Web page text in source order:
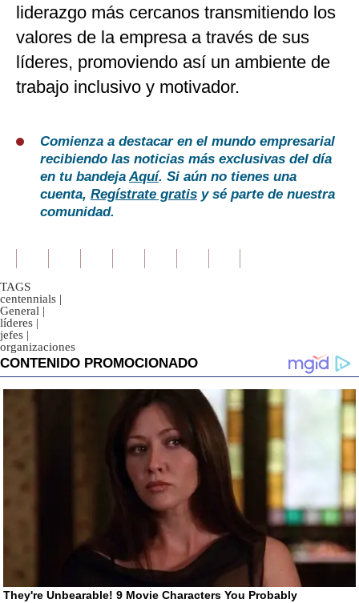
liderazgo más cercanos transmitiendo los
valores de la empresa a través de sus
líderes, promoviendo así un ambiente de
trabajo inclusivo y motivador.
Comienza a destacar en el mundo empresarial
recibiendo las noticias más exclusivas del día
en tu bandejaAquí. Si aún no tienes una
cuenta, Regístrate gratis y sé parte de nuestra
comunidad.
TAGS
centennials |
General |
líderes |
jefes |
organizaciones